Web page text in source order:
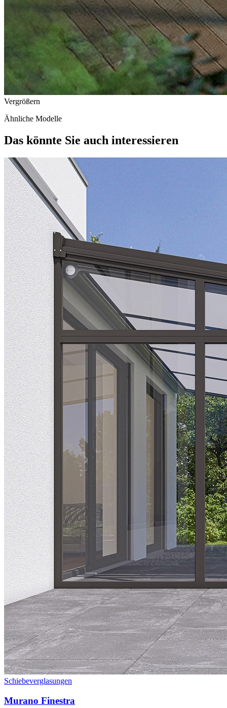
Vergrößern
Ähnliche Modelle
Das könnte Sie auch interessieren
Schiebeverglasungen
Murano Finestra